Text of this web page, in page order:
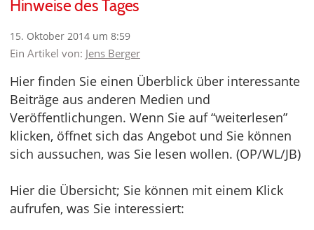
Hinweise des Tages
15. Oktober 2014 um 8:59
Ein Artikel von: Jens Berger
Hier finden Sie einen Überblick über interessante
Beiträge aus anderen Medien und
Veröffentlichungen. Wenn Sie auf “weiterlesen”
klicken, öffnet sich das Angebot und Sie können
sich aussuchen, was Sie lesen wollen. (OP/WL/JB)
Hier die Übersicht; Sie können mit einem Klick
aufrufen, was Sie interessiert: